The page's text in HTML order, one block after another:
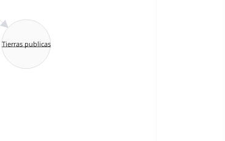
Tierras publicas